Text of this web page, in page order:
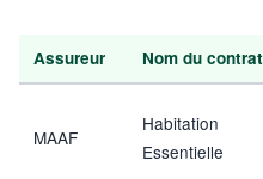
Assureur Nom du contrat
MAAF
Habitation
Essentielle